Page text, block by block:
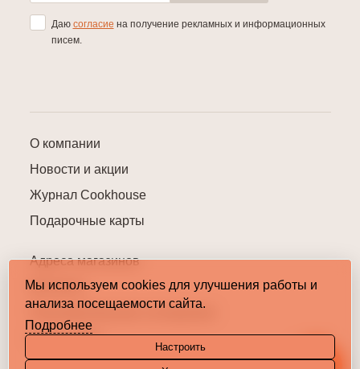
О компании
Новости и акции
Журнал Cookhouse
Подарочные карты
Адреса магазинов
Контакты
Пользовательское соглашение
Карта сайта
Даю согласие на получение рекламных и информационных
писем.
Мы используем cookies для улучшения работы и
анализа посещаемости сайта.
Подробнее
Настроить